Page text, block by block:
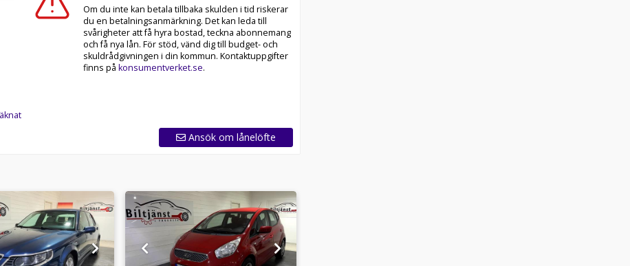
Om du inte kan betala tillbaka skulden i tid riskerar
du en betalningsanmärkning. Det kan leda till
svårigheter att få hyra bostad, teckna abonnemang
och få nya lån. För stöd, vänd dig till budget- och
skuldrådgivningen i din kommun. Kontaktuppgifter
finns på konsumentverket.se.
Ansök om lånelöfte